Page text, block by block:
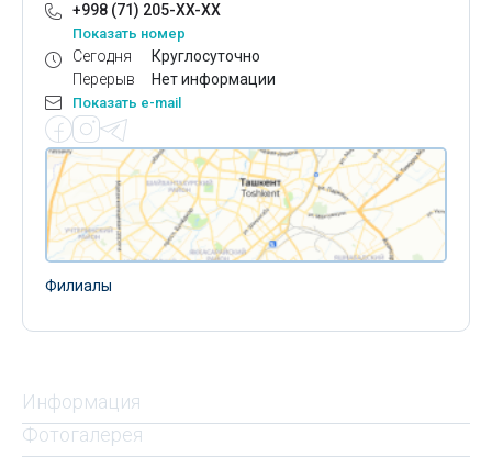
+998 (71) 205-XX-XX
Показать номер
Сегодня
Перерыв
Круглосуточно
Нет информации
Показать e-mail
Филиалы
Информация
Фотогалерея